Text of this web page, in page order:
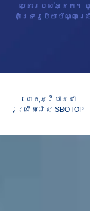
ឈ្នះរបស់អ្នក។ ចូ
គាំទ្ររូបិយប័ណ្ណច្
ហេតុអ្វីបានជា
ជ្រើសរើស SBOTOP